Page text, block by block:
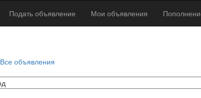
Подать объявление Мои объявления
Все объявления